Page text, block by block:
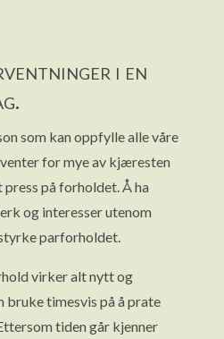
i en
som kan oppfylle alle våre
for mye av kjæresten
på forholdet. Å ha
og interesser utenom
parforholdet.
virker alt nytt og
bruke timesvis på å prate
tiden går kjenner